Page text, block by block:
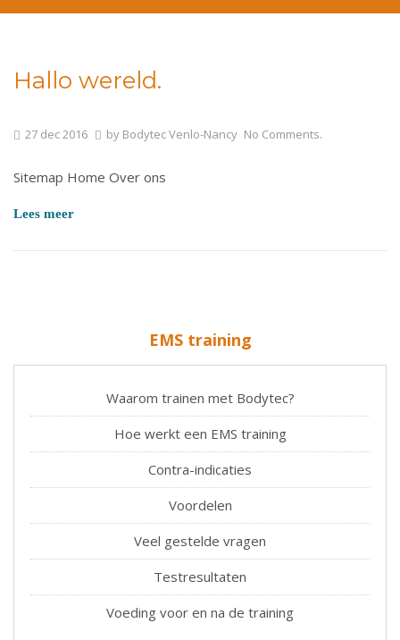
Geen categorie
Hallo wereld.
27 dec2016 by Bodytec Venlo-Nancy No Comments.
Sitemap Home Over ons
Lees meer
EMS training
Waarom trainen met Bodytec?
Hoe werkt een EMS training
Contra-indicaties
Voordelen
Veel gestelde vragen
Testresultaten
Voeding voor en na de training